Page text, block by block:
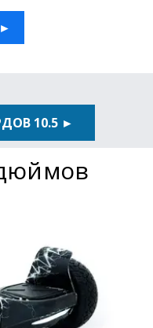
БОЛЬШЕ ГИРОБОРДОВ 10.5 ►